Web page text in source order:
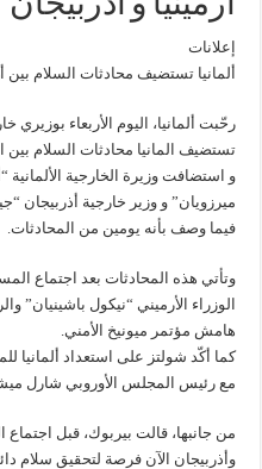
إعلانات
ألمانيا تستضيف محادثات السلام بين
رحّبت ألمانيا، اليوم الأربعاء بوزيري
تستضيف المانيا محادثات السلام بين
و استضافت وزيرة الخارجية الألمانية
ميرزويان” و وزير خارجية أذربيجان
فيما وصف بأنه يومين من المحادثات.
وتأتي هذه المحادثات بعد اجتماع
الوزراء الأرميني “نيكول باشينيان”
هامش مؤتمر ميونيخ الأمني.
كما أكّد شولتز على استعداد ألمانيا
مع رئيس المجلس الأوروبي شارل
من جانبها، قالت بيربوك، قبل اجتماع
وأذربيجان الآن فرصة لتحقيق سلام